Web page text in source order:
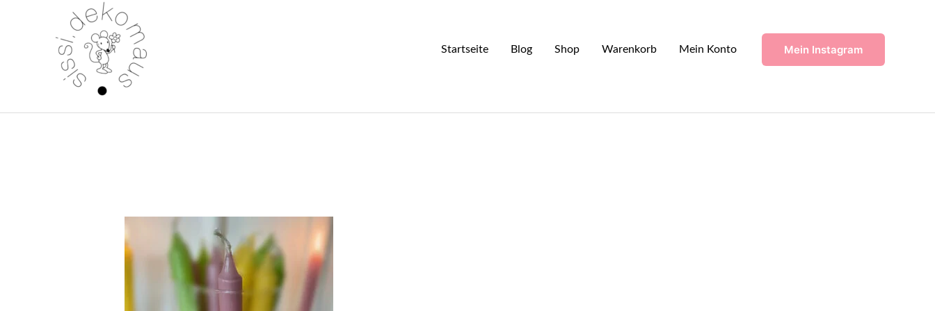
Startseite Blog Shop Warenkorb Mein Konto Mein Instagram